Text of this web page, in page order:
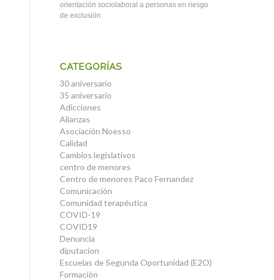
orientación sociolaboral a personas en riesgo
de exclusión
CATEGORÍAS
30 aniversario
35 aniversario
Adicciones
Alianzas
Asociación Noesso
Calidad
Cambios legislativos
centro de menores
Centro de menores Paco Fernandez
Comunicación
Comunidad terapéutica
COVID-19
COVID19
Denuncia
diputacion
Escuelas de Segunda Oportunidad (E2O)
Formación